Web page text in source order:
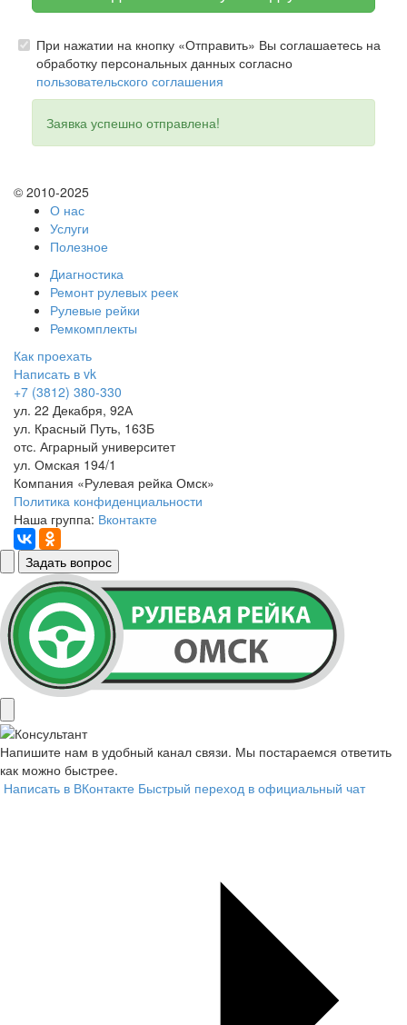
При нажатии на кнопку «Отправить» Вы соглашаетесь на
обработку персональных данных согласно
пользовательского соглашения
Заявка успешно отправлена!
© 2010-2025
О нас
Услуги
Полезное
Диагностика
Ремонт рулевых реек
Рулевые рейки
Ремкомплекты
Как проехать
Написать в vk
+7 (3812) 380-330
ул. 22 Декабря, 92А
ул. Красный Путь, 163Б
отс. Аграрный университет
ул. Омская 194/1
Компания «Рулевая рейка Омск»
Политика конфиденциальности
Наша группа: Вконтакте
Задать вопрос
Напишите нам в удобный канал связи. Мы постараемся ответить
как можно быстрее.
Написать в ВКонтакте Быстрый переход в официальный чат